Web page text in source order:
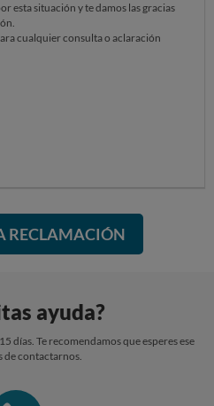
esta situación y te damos las gracias
cualquier consulta o aclaración
RECLAMACIÓN
ayuda?
días. Te recomendamos que esperes ese
de contactarnos.